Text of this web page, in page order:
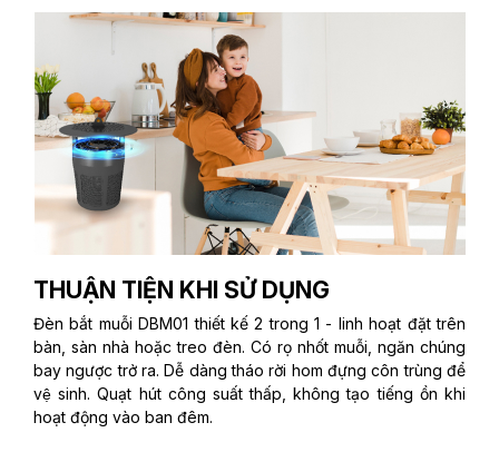
THUẬN TIỆN KHI SỬ DỤNG
Đèn bắt muỗi DBM01 thiết kế 2 trong 1 - linh hoạt đặt trên
bàn, sàn nhà hoặc treo đèn. Có rọ nhốt muỗi, ngăn chúng
bay ngược trở ra. Dễ dàng tháo rời hom đựng côn trùng để
vệ sinh. Quạt hút công suất thấp, không tạo tiếng ồn khi
hoạt động vào ban đêm.